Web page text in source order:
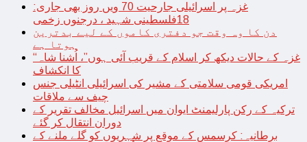
غزہ پر اسرائیلی جارحیت 70 ویں روز بھی جاری:
18فلسطینی شہید ، درجنوں زخمی
دن کا وہ وقت جو دفتری کاموں کے لیے بدترین
ہوتا ہے
“غزہ کے حالات دیکھ کر اسلام کے قریب آئی ہوں”، اُشنا شاہ
کا انکشاف
امریکی قومی سلامتی کے مشیر کی اسرائیلی انٹیلی جنس
چیف سے ملاقات
ترکیہ کے رکن پارلیمنٹ ایوان میں اسرائیل مخالف تقریر کے
دوران انتقال کر گئے
برطانیہ: کرسمس کے موقع پر شہریوں کو گلے ملنے کے